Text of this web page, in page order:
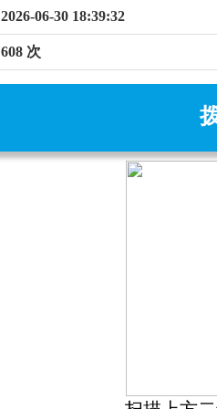
2026-06-30 18:39:32
608 次